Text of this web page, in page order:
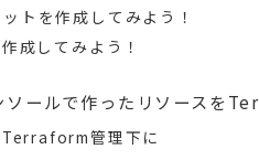
トを作成してみよう！
成してみよう！
ソールで作ったリソースを
Terraform管理下に